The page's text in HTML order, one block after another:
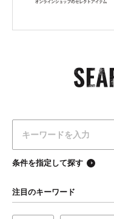
条件を指定して探す
注目のキーワード